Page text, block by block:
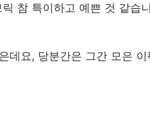
참 특이하고 예쁜 것 같습
데요, 당분간은 그간 모은